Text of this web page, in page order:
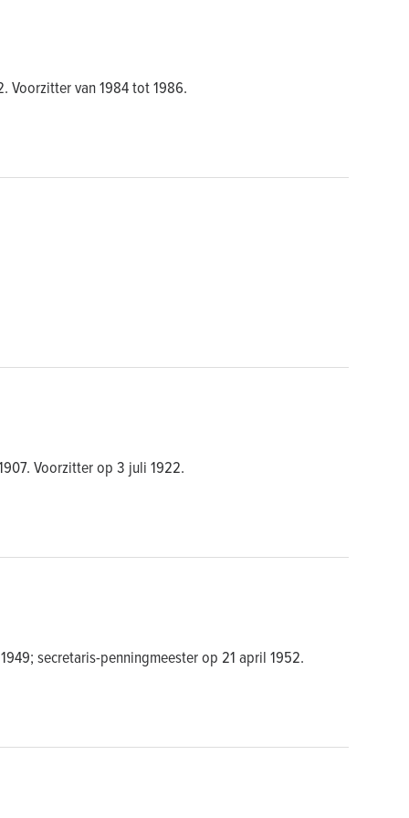
Voorzitter van 1984 tot 1986.
Voorzitter op 3 juli 1922.
secretaris-penningmeester op 21 april 1952.